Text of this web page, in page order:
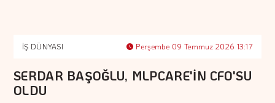
İŞ DÜNYASI Perşembe 09 Temmuz 2026 13:17
SERDAR BAŞOĞLU, MLPCARE'İN CFO'SU
OLDU